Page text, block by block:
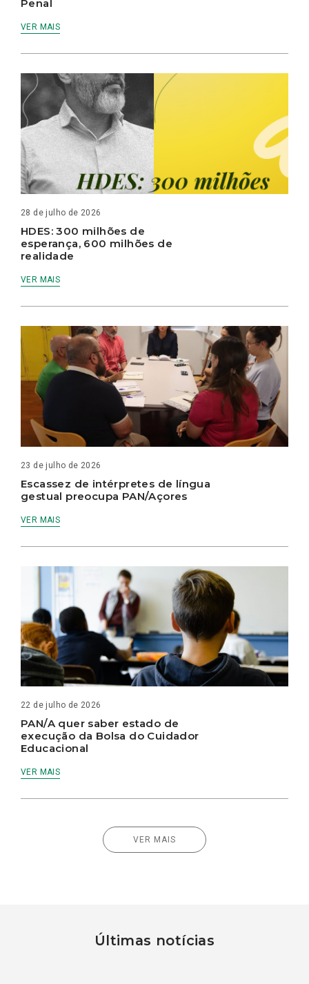
Penal
VER MAIS
28 de julho de 2026
HDES: 300 milhões de
esperança, 600 milhões de
realidade
VER MAIS
23 de julho de 2026
Escassez de intérpretes de língua
gestual preocupa PAN/Açores
VER MAIS
22 de julho de 2026
PAN/A quer saber estado de
execução da Bolsa do Cuidador
Educacional
VER MAIS
VER MAIS
Últimas notícias